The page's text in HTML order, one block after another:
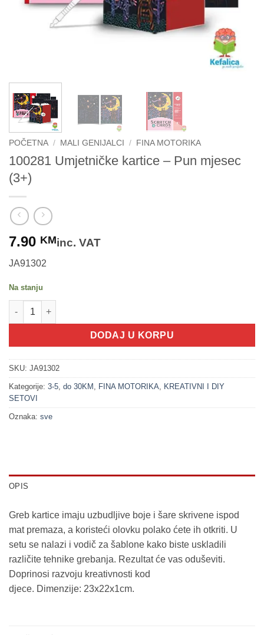
POČETNA / MALI GENIJALCI / FINA MOTORIKA
100281 Umjetničke kartice – Pun mjesec
(3+)
7.90 KMinc. VAT
JA91302
Na stanju
100281 Umjetničke kartice - Pun mjesec (3+) količina
DODAJ U KORPU
SKU: JA91302
Kategorije: 3-5 do 30KM FINA MOTORIKA
KREATIVNI I DIY
SETOVI
Oznaka: sve
OPIS
Greb kartice imaju uzbudljive boje i šare skrivene ispod
mat premaza, a koristeći olovku polako ćete ih otkriti. U
setu se nalazi i vodič za šablone kako biste uskladili
različite tehnike grebanja. Rezultat će vas oduševiti.
Doprinosi razvoju kreativnosti kod
djece. Dimenzije: 23x22x1cm.